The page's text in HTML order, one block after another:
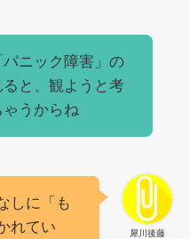
パニック障害」の
と、観ようと考
ゃうからね
犀川後藤
しに「も
れてい